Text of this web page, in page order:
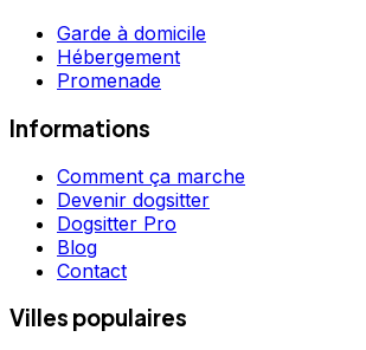
Garde à domicile
Hébergement
Promenade
Informations
Comment ça marche
Devenir dogsitter
Dogsitter Pro
Blog
Contact
Villes populaires